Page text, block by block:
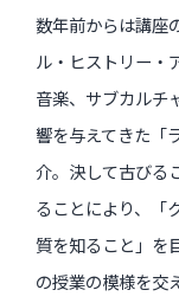
展覧会アーカイブ
講座レポート
連載・コラム
数年前からは講座
ル・ヒストリー・
音楽、サブカルチ
響を与えてきた「
介。決して古びる
ることにより、「
質を知ること」を
の授業の模様を交